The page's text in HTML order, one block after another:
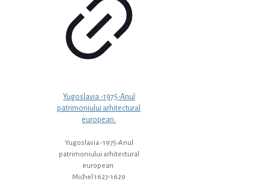
Yugoslavia -1975-Anul
patrimoniului arhitectural
european.
Yugoslavia -1975-Anul
patrimoniului arhitectural
european.
Michel 1627-1629